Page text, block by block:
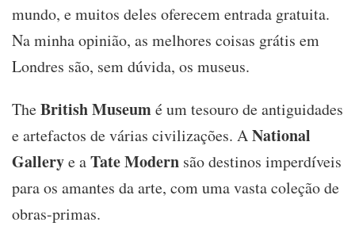
mundo, e muitos deles oferecem entrada gratuita.
Na minha opinião, as melhores coisas grátis em
Londres são, sem dúvida, os museus.
TheBritish Museumé um tesouro de antiguidades
e artefactos de várias civilizações. ANational
Gallerye aTate Modern são destinos imperdíveis
para os amantes da arte, com uma vasta coleção de
obras-primas.